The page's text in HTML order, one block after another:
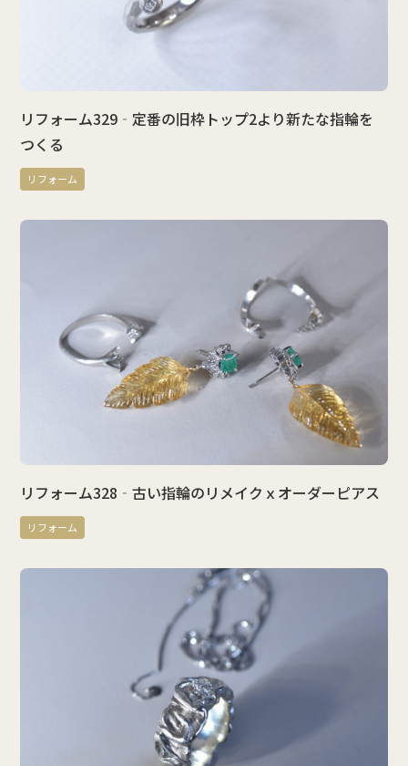
リフォーム329‐定番の旧枠トップ2より新たな指輪を
つくる
リフォーム
リフォーム328‐古い指輪のリメイクｘオーダーピアス
リフォーム